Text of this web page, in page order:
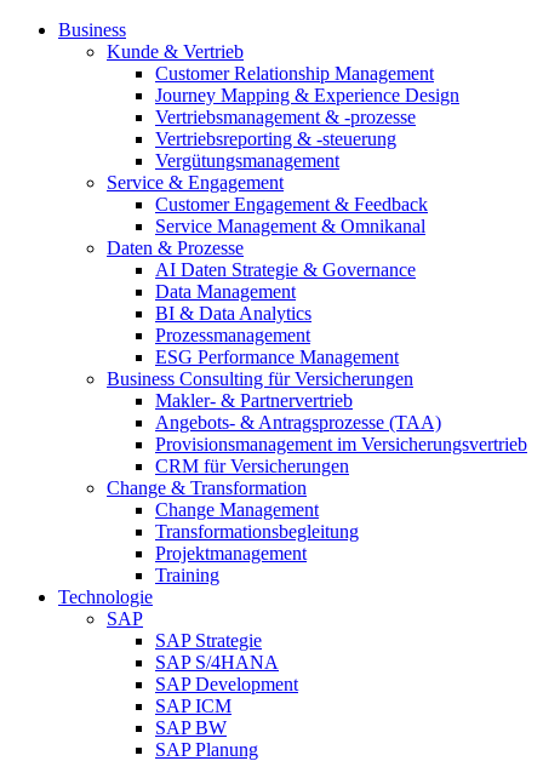
Business
Kunde & Vertrieb
Customer Relationship Management
Journey Mapping & Experience Design
Vertriebsmanagement & -prozesse
Vertriebsreporting & -steuerung
Vergütungsmanagement
Service & Engagement
Customer Engagement & Feedback
Service Management & Omnikanal
Daten & Prozesse
AI Daten Strategie & Governance
Data Management
BI & Data Analytics
Prozessmanagement
ESG Performance Management
Business Consulting für Versicherungen
Makler- & Partnervertrieb
Angebots- & Antragsprozesse (TAA)
Provisionsmanagement im Versicherungsvertrieb
CRM für Versicherungen
Change & Transformation
Change Management
Transformationsbegleitung
Projektmanagement
Training
Technologie
SAP
SAP Strategie
SAP S/4HANA
SAP Development
SAP ICM
SAP BW
SAP Planung